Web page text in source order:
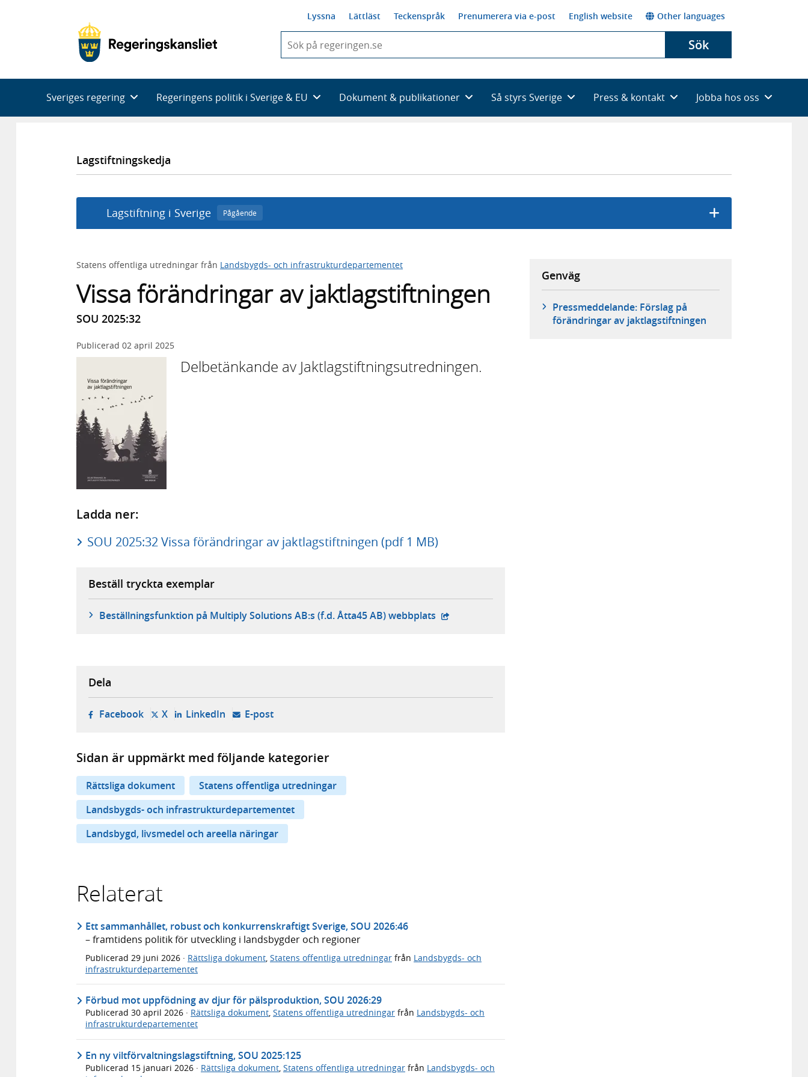
Lyssna Lättläst Teckenspråk Prenumerera via e-post English website Other languages
du
skriva
framträder
en
Sök
Sveriges regering Regeringens politik i Sverige & EU Dokument & publikationer Så styrs Sverige Press & kontakt Jobba hos oss
Lagstiftningskedja
Lagstiftning i Sverige Pågående
Statens offentliga utredningar från Landsbygds- och infrastrukturdepartementet
Vissa förändringar av jaktlagstiftningen
SOU 2025:32
Publicerad 02 april 2025
Delbetänkande av Jaktlagstiftningsutredningen.
Ladda ner:
SOU 2025:32 Vissa förändringar av jaktlagstiftningen (pdf 1 MB)
Beställ tryckta exemplar
Beställningsfunktion på Multiply Solutions AB:s (f.d. Åtta45 AB) webbplats - extern webbplats,
Genväg
Pressmeddelande: Förslag på
förändringar av jaktlagstiftningen
Dela
Facebook- öppnas i ny flik, extern webbplats,
X- öppnas i ny flik, extern webbplats,
LinkedIn- öppnas i ny flik, extern webbplats,
E-post- öppnar din e-postklient,
Sidan är uppmärkt med följande kategorier
Rättsliga dokument
Statens offentliga utredningar
Landsbygds- och infrastrukturdepartementet
Landsbygd, livsmedel och areella näringar
Relaterat
Ett sammanhållet, robust och konkurrenskraftigt Sverige, SOU 2026:46
– framtidens politik för utveckling i landsbygder och regioner
Publicerad 29 juni 2026 · Rättsliga dokument Statens offentliga utredningar från Landsbygds- och
infrastrukturdepartementet
Förbud mot uppfödning av djur för pälsproduktion, SOU 2026:29
Publicerad 30 april 2026 · Rättsliga dokument, Statens offentliga utredningar från Landsbygds- och
infrastrukturdepartementet
En ny viltförvaltningslagstiftning, SOU 2025:125
Publicerad 15 januari 2026 · Rättsliga dokument, Statens offentliga utredningar från Landsbygds- och